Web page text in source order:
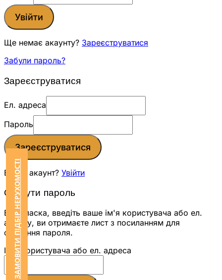
ЗАМОВИТИ ПІДБІР НЕРУХОМОСТІ
Увійти
Ще немає акаунту? Зареєструватися
Забули пароль?
Зареєструватися
Ел. адреса
Пароль
Зареєструватися
Вже є акаунт? Увійти
Скинути пароль
Будь ласка, введіть ваше ім'я користувача або ел.
адресу, ви отримаєте лист з посиланням для
скидання пароля.
Ім'я користувача або ел. адреса